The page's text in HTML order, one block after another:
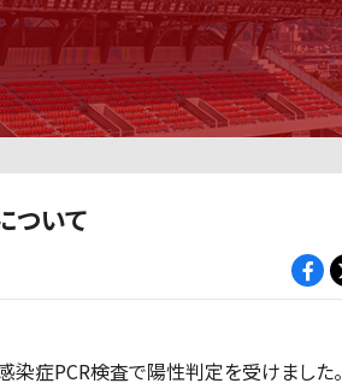
ついて
染症PCR検査で陽性判定を受けました。